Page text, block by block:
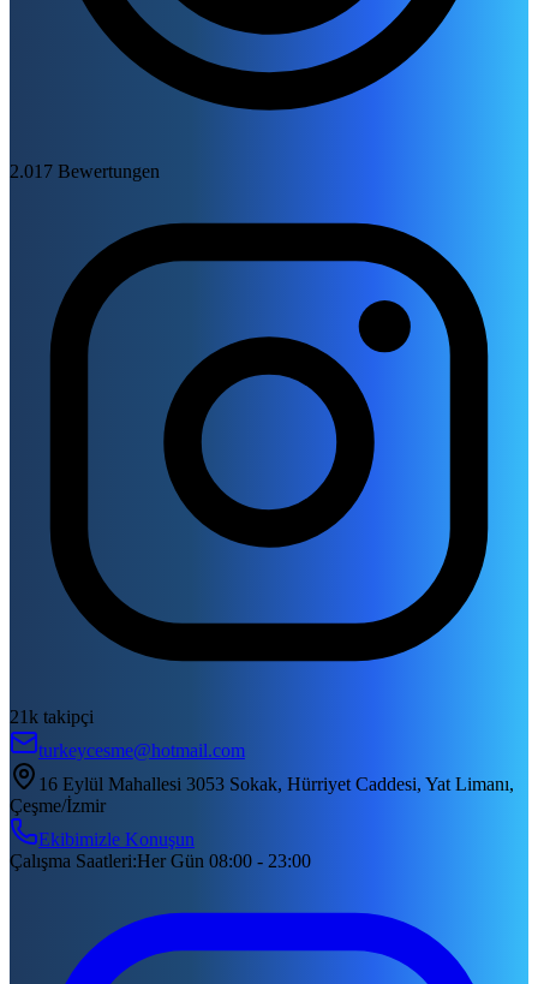
2.017 Bewertungen
21k takipçi
turkeycesme@hotmail.com
16 Eylül Mahallesi 3053 Sokak, Hürriyet Caddesi, Yat Limanı,
Çeşme/İzmir
Ekibimizle Konuşun
Çalışma Saatleri:Her Gün 08:00 - 23:00